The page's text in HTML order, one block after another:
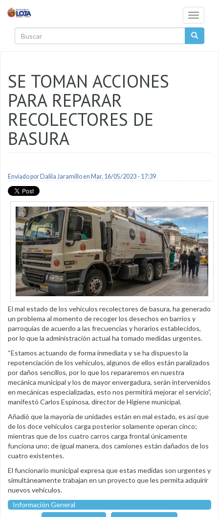
Toggle
SE TOMAN ACCIONES
PARA REPARAR
RECOLECTORES DE
BASURA
Enviado por Dalila Jaramilloen Mar, 16/05/2023 - 17:39
El mal estado de los vehículos recolectores de basura, ha generado
un problema al momento de recoger los desechos en barrios y
parroquias de acuerdo a las frecuencias y horarios establecidos,
por lo que la administración actual ha tomado medidas urgentes.
“Estamos actuando de forma inmediata y se ha dispuesto la
repotenciación de los vehículos, algunos de ellos están paralizados
por daños sencillos, por lo que los repararemos en nuestra
mecánica municipal y los de mayor envergadura, serán intervenidos
en mecánicas especializadas, esto nos permitirá mejorar el servicio”,
manifestó Carlos Espinosa, director de Higiene municipal.
Añadió que la mayoría de unidades están en mal estado, es así que
de los doce vehículos carga posterior solamente operan cinco;
mientras que de los cuatro carros carga frontal únicamente
funciona uno; de igual manera, dos camiones están dañados de los
cuatro existentes.
El funcionario municipal expresa que estas medidas son urgentes y
simultáneamente trabajan en un proyecto que les permita adquirir
nuevos vehículos.
Información General